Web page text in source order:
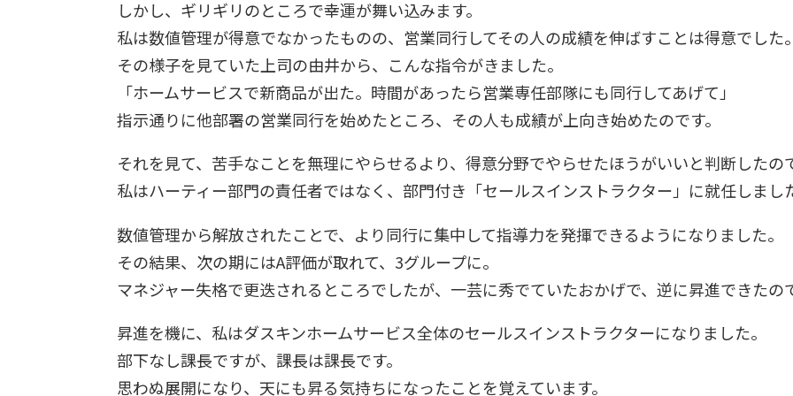
しかし、ギリギリのところで幸運が舞い込みます。
私は数値管理が得意でなかったものの、営業同行してその人の成績を伸ばすことは得意でした。
その様子を見ていた上司の由井から、こんな指令がきました。
「ホームサービスで新商品が出た。時間があったら営業専任部隊にも同行してあげて」
指示通りに他部署の営業同行を始めたところ、その人も成績が上向き始めたのです。
それを見て、苦手なことを無理にやらせるより、得意分野でやらせたほうがいいと判断したの
私はハーティー部門の責任者ではなく、部門付き「セールスインストラクター」に就任しまし
数値管理から解放されたことで、より同行に集中して指導力を発揮できるようになりました。
その結果、次の期にはA評価が取れて、3グループに。
マネジャー失格で更迭されるところでしたが、一芸に秀でていたおかげで、逆に昇進できたの
昇進を機に、私はダスキンホームサービス全体のセールスインストラクターになりました。
部下なし課長ですが、課長は課長です。
思わぬ展開になり、天にも昇る気持ちになったことを覚えています。